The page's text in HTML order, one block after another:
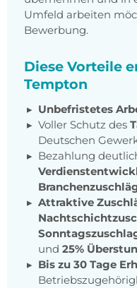
Umfeld arbeiten
Bewerbung.
Diese Vorteile
Tempton
Unbefristetes
Voller Schutz des
Deutschen
Bezahlung
Attraktive
und 25%
Bis zu 30 Tage